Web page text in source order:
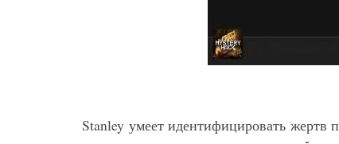
Stanley умеет идентифицировать жертв